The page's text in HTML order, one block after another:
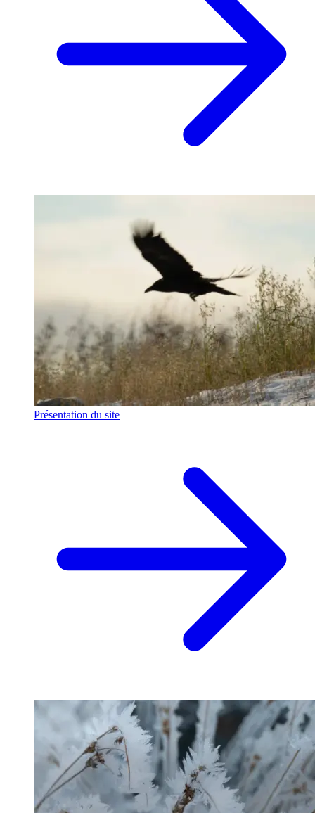
Présentation du site